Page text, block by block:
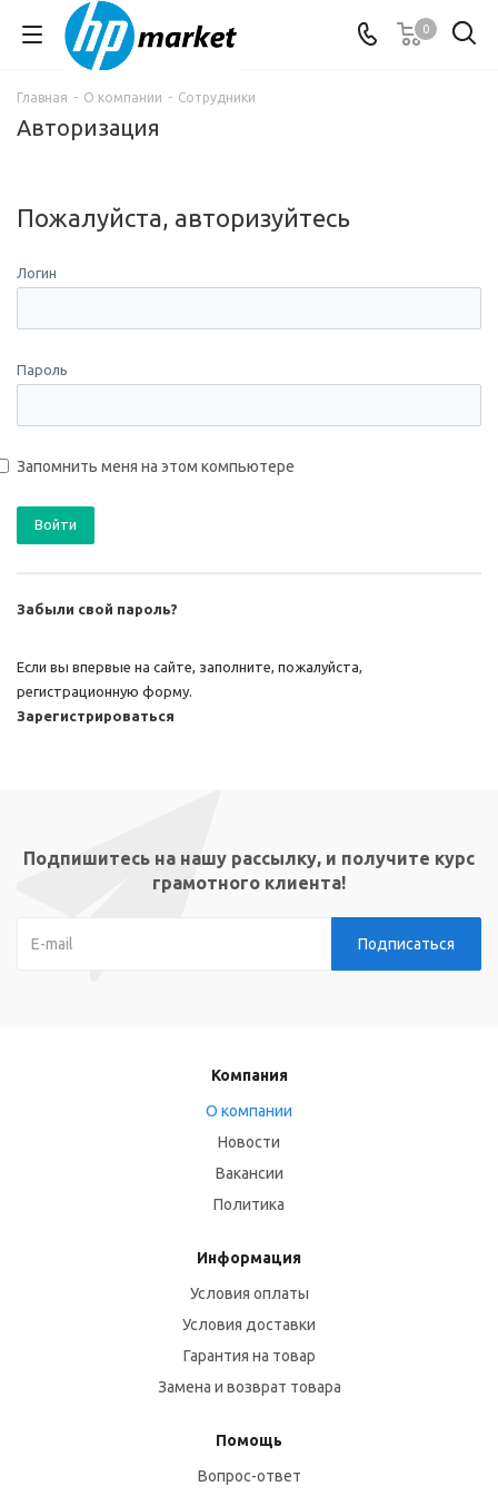
0
Главная - О компании - Сотрудники
Авторизация
Пожалуйста, авторизуйтесь
Логин
Пароль
Запомнить меня на этом компьютере
Забыли свой пароль?
Если вы впервые на сайте, заполните, пожалуйста,
регистрационную форму.
Зарегистрироваться
Подпишитесь на нашу рассылку, и получите курс
грамотного клиента!
Компания
О компании
Новости
Вакансии
Политика
Информация
Условия оплаты
Условия доставки
Гарантия на товар
Замена и возврат товара
Помощь
Вопрос-ответ